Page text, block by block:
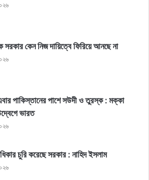
সরকার কেন নিজ দায়িত্বে ফিরিয়ে আনছে না
পাকিস্তানের পাশে সউদী ও তুরস্ক : মক্কা
ভারত
চুরি করেছে সরকার : নাহিদ ইসলাম